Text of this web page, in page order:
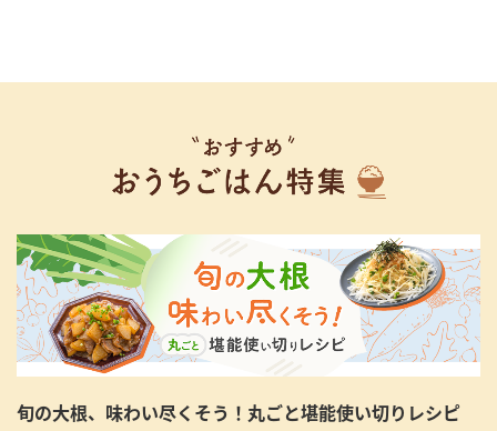
旬の大根、味わい尽くそう！丸ごと堪能使い切りレシピ